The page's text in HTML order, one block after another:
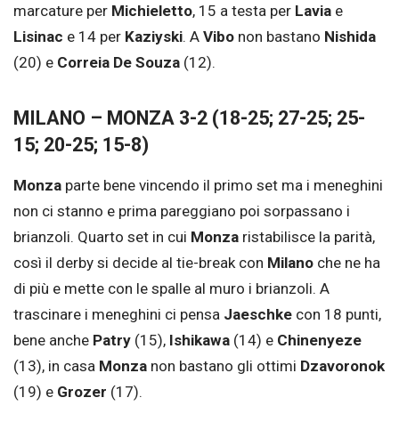
marcature per Michieletto, 15 a testa per Lavia e
Lisinac e 14 per Kaziyski. A Vibo non bastano Nishida
(20) e Correia De Souza (12).
MILANO – MONZA 3-2 (18-25; 27-25; 25-
15; 20-25; 15-8)
Monza parte bene vincendo il primo set ma i meneghini
non ci stanno e prima pareggiano poi sorpassano i
brianzoli. Quarto set in cui Monza ristabilisce la parità,
così il derby si decide al tie-break con Milano che ne ha
di più e mette con le spalle al muro i brianzoli. A
trascinare i meneghini ci pensa Jaeschke con 18 punti,
bene anche Patry (15), Ishikawa (14) e Chinenyeze
(13), in casa Monza non bastano gli ottimi Dzavoronok
(19) e Grozer (17).